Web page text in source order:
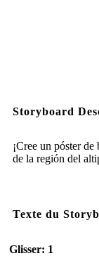
Storyboard
¡Cree un póster
de la región del
Texte du
Glisser: 1